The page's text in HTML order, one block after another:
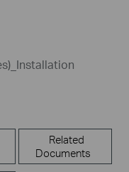
Related
Documents